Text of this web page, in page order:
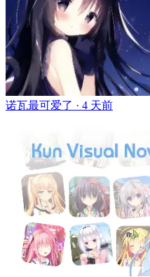
诺瓦最可爱了 · 4 天前